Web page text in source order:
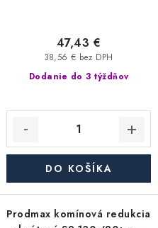
Dodanie do 3 týždňov
38,56 € bez DPH
47,43 €
DO KOŠÍKA
Prodmax komínová redukcia